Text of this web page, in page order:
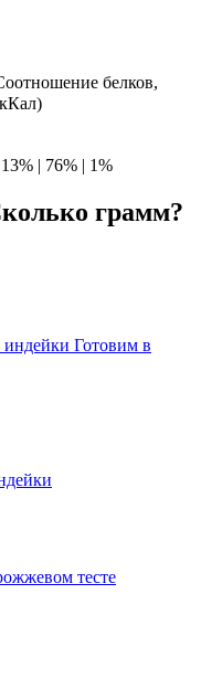
белков,
| 76% | 1%
грамм?
Готовим в